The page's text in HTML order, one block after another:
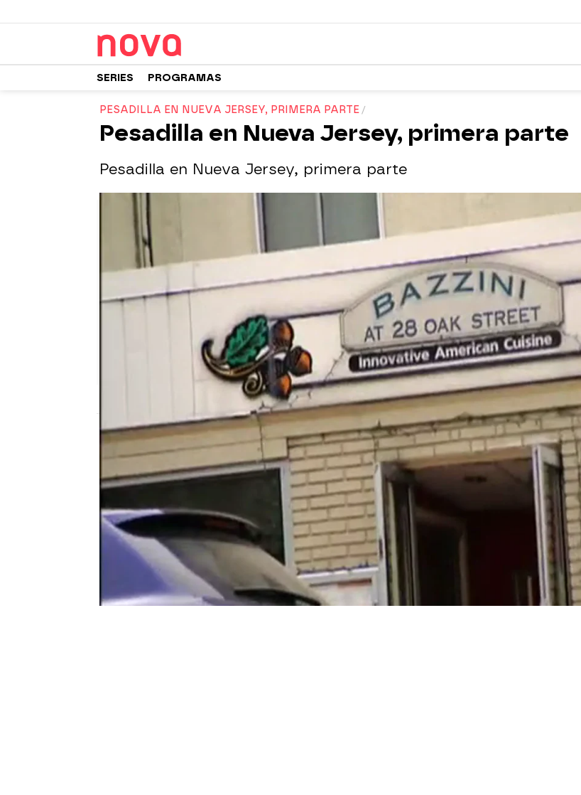
SERIES PROGRAMAS
PESADILLA EN NUEVA JERSEY, PRIMERA PARTE
Pesadilla en Nueva Jersey, primera parte
Pesadilla en Nueva Jersey, primera parte
Nova
Publicado: 18 de marzo de 2011, 10:33
WhatsappFacebook
X
Pesadilla en Nueva Jersey, primera parte